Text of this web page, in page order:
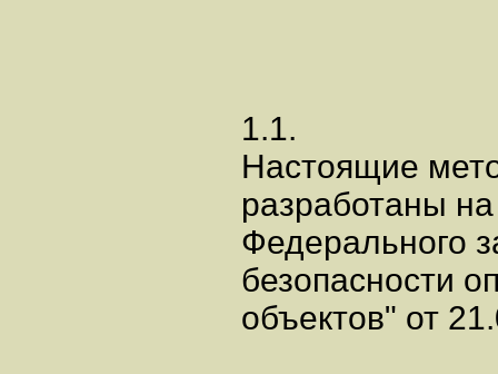
1.1.
Настоящие
разработаны
Федерального
безопасности
объектов" от